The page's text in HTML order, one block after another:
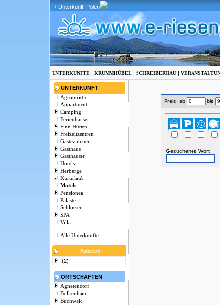
+ Unterkunft, Polen
UNTERKUNFTE | KRUMMHÜBEL | SCHREIBERHAU |
UNTERKUNFT
Agroturistic
Appartment
Camping
Ferienhäuser
Finn Hütten
Freizeitzentren
Gästezimmer
Gasthaus
Gasthäuser
Hotels
Herberge
Kururlaub
Motels
Pensionen
Paläste
Schlösser
SPA
Villa
Alle Unterkunfte
Paketen
(2)
ORTSCHAFTEN
Agnetendorf
Bolkenhain
Buchwald
Preis: ab bis
Gesuchenes Wort